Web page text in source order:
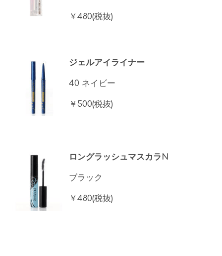
￥480(税抜)
ジェルアイライナー
40 ネイビー
￥500(税抜)
ロングラッシュマスカラN
ブラック
￥480(税抜)